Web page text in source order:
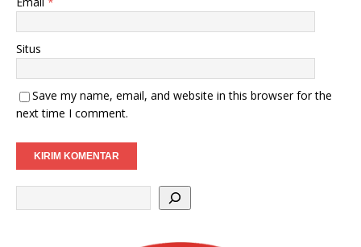
Situs
Save my name, email, and website in this browser for the
next time I comment.